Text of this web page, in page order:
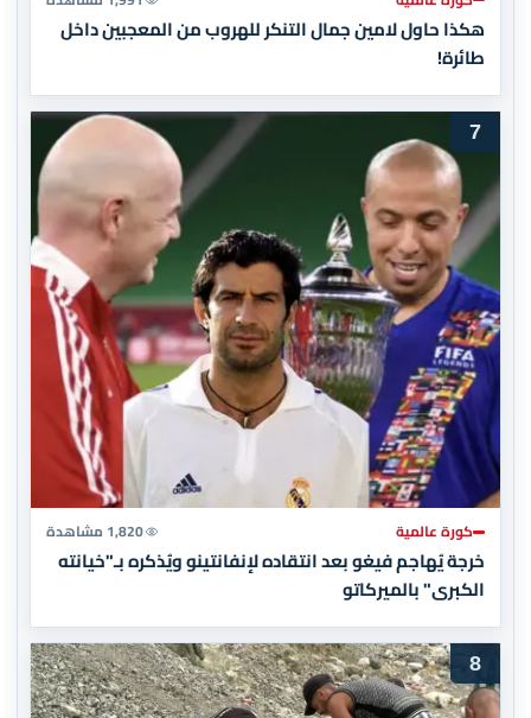
هكذا حاول لامين جمال التنكر للهروب من المعجبين داخل
طائرة!
7
كورة عالمية 1,820 مشاهدة
خرجة يُهاجم فيغو بعد انتقاده لإنفانتينو ويُذكره بـ"خيانته
الكبرى" بالميركاتو
8